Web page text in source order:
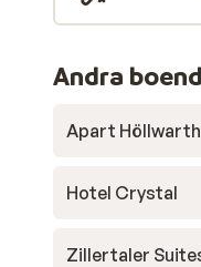
Andra
Apart Höllwarth
Hotel Crystal
Zillertaler